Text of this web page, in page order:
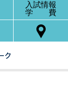
入試情報
学 費